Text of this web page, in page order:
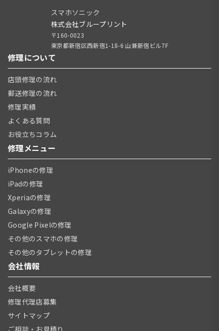
スマホソニック
株式会社ブループリント
〒160-0023
東京都新宿区西新宿1-18-6 山兼新宿ビル7F
修理について
店頭修理の流れ
郵送修理の流れ
修理実績
よくある質問
お役立ちコラム
修理メニュー
iPhoneの修理
iPadの修理
Xperiaの修理
Galaxyの修理
Google Pixelの修理
その他のスマホの修理
その他のタブレットの修理
会社情報
会社概要
修理代理店募集
サイトマップ